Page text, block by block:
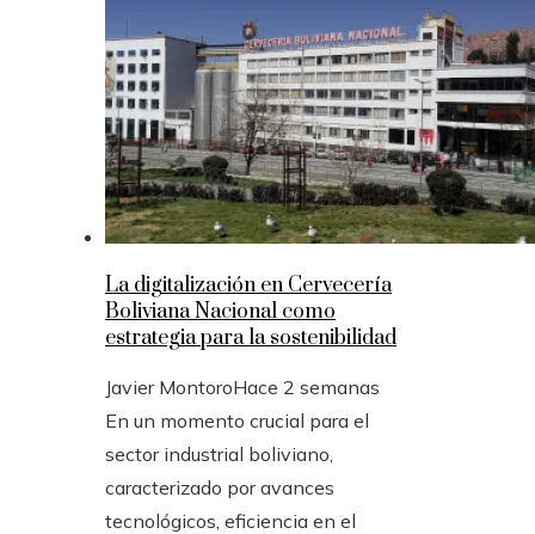
La digitalización en Cervecería
Boliviana Nacional como
estrategia para la sostenibilidad
Javier MontoroHace 2 semanas
En un momento crucial para el
sector industrial boliviano,
caracterizado por avances
tecnológicos, eficiencia en el